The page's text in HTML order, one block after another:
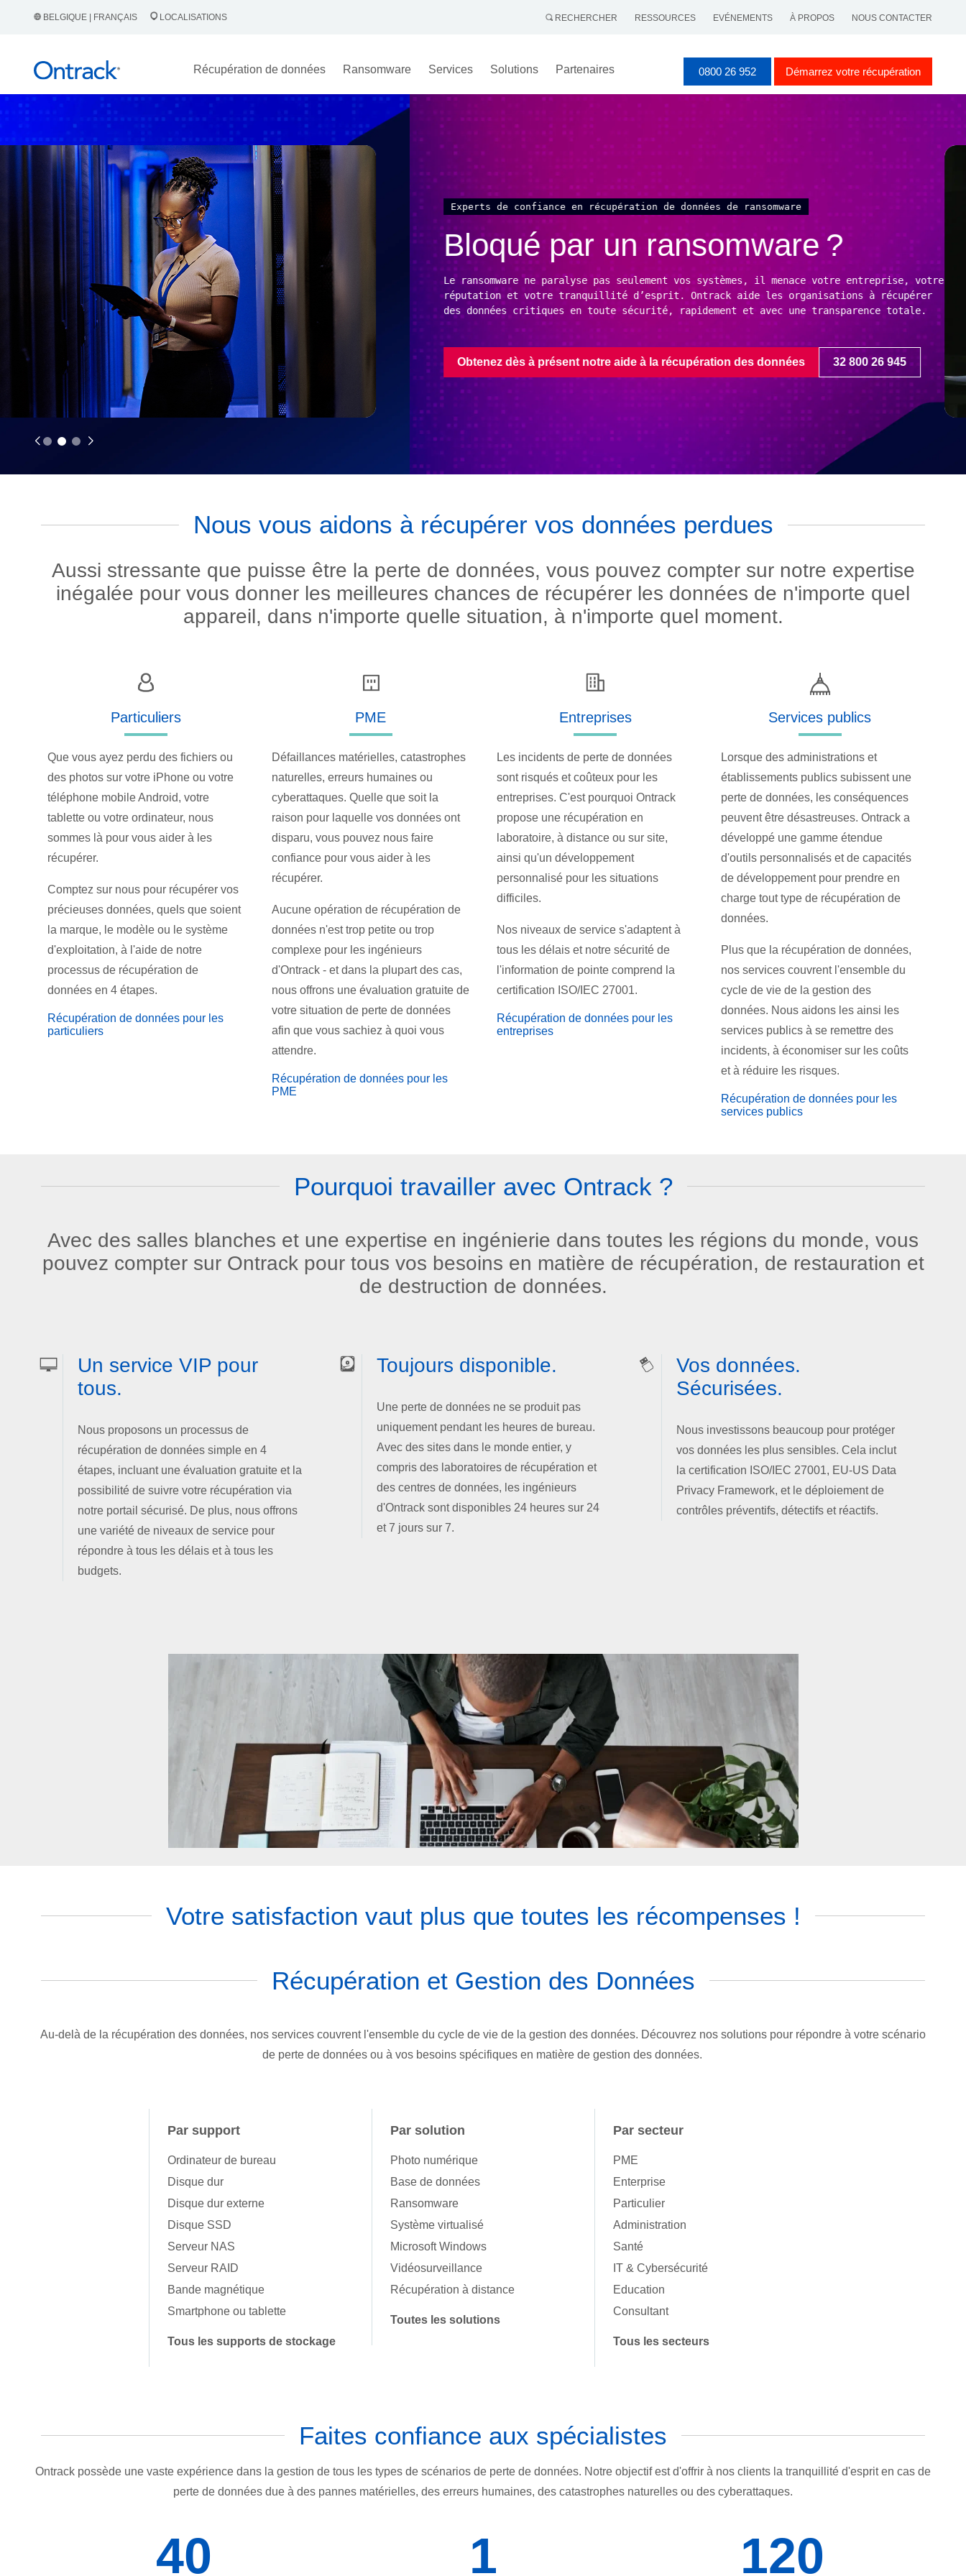
BELGIQUE | FRANÇAIS LOCALISATIONS RECHERCHER RESSOURCES EVÉNEMENTS À PROPOS NOUS CONTACTER
Récupération de données Ransomware Services Solutions Partenaires 0800 26 952 Démarrez votre récupération
Experts de confiance en récupération de données de ransomware
Bloqué par un ransomware ?
Le ransomware ne paralyse pas seulement vos systèmes, il menace votre entreprise, votre
réputation et votre tranquillité d’esprit. Ontrack aide les organisations à récupérer
des données critiques en toute sécurité, rapidement et avec une transparence totale.
Obtenez dès à présent notre aide à la récupération des données 32 800 26 945
Nous vous aidons à récupérer vos données perdues
Aussi stressante que puisse être la perte de données, vous pouvez compter sur notre expertise
inégalée pour vous donner les meilleures chances de récupérer les données de n'importe quel
appareil, dans n'importe quelle situation, à n'importe quel moment.
Particuliers
Que vous ayez perdu des fichiers ou
des photos sur votre iPhone ou votre
téléphone mobile Android, votre
tablette ou votre ordinateur, nous
sommes là pour vous aider à les
récupérer.
Comptez sur nous pour récupérer vos
précieuses données, quels que soient
la marque, le modèle ou le système
d'exploitation, à l'aide de notre
processus de récupération de
données en 4 étapes.
Récupération de données pour les
particuliers
PME
Défaillances matérielles, catastrophes
naturelles, erreurs humaines ou
cyberattaques. Quelle que soit la
raison pour laquelle vos données ont
disparu, vous pouvez nous faire
confiance pour vous aider à les
récupérer.
Aucune opération de récupération de
données n'est trop petite ou trop
complexe pour les ingénieurs
d'Ontrack - et dans la plupart des cas,
nous offrons une évaluation gratuite de
votre situation de perte de données
afin que vous sachiez à quoi vous
attendre.
Récupération de données pour les
PME
Entreprises
Les incidents de perte de données
sont risqués et coûteux pour les
entreprises. C'est pourquoi Ontrack
propose une récupération en
laboratoire, à distance ou sur site,
ainsi qu'un développement
personnalisé pour les situations
difficiles.
Nos niveaux de service s'adaptent à
tous les délais et notre sécurité de
l'information de pointe comprend la
certification ISO/IEC 27001.
Récupération de données pour les
entreprises
Services publics
Lorsque des administrations et
établissements publics subissent une
perte de données, les conséquences
peuvent être désastreuses. Ontrack a
développé une gamme étendue
d'outils personnalisés et de capacités
de développement pour prendre en
charge tout type de récupération de
données.
Plus que la récupération de données,
nos services couvrent l'ensemble du
cycle de vie de la gestion des
données. Nous aidons les ainsi les
services publics à se remettre des
incidents, à économiser sur les coûts
et à réduire les risques.
Récupération de données pour les
services publics
Pourquoi travailler avec Ontrack ?
Avec des salles blanches et une expertise en ingénierie dans toutes les régions du monde, vous
pouvez compter sur Ontrack pour tous vos besoins en matière de récupération, de restauration et
de destruction de données.
Un service VIP pour
tous.
Nous proposons un processus de
récupération de données simple en 4
étapes, incluant une évaluation gratuite et la
possibilité de suivre votre récupération via
notre portail sécurisé. De plus, nous offrons
une variété de niveaux de service pour
répondre à tous les délais et à tous les
budgets.
Toujours disponible.
Une perte de données ne se produit pas
uniquement pendant les heures de bureau.
Avec des sites dans le monde entier, y
compris des laboratoires de récupération et
des centres de données, les ingénieurs
d'Ontrack sont disponibles 24 heures sur 24
et 7 jours sur 7.
Vos données.
Sécurisées.
Nous investissons beaucoup pour protéger
vos données les plus sensibles. Cela inclut
la certification ISO/IEC 27001, EU-US Data
Privacy Framework, et le déploiement de
contrôles préventifs, détectifs et réactifs.
Votre satisfaction vaut plus que toutes les récompenses !
Récupération et Gestion des Données
Au-delà de la récupération des données, nos services couvrent l'ensemble du cycle de vie de la gestion des données. Découvrez nos solutions pour répondre à votre scénario
de perte de données ou à vos besoins spécifiques en matière de gestion des données.
Par support
Ordinateur de bureau
Disque dur
Disque dur externe
Disque SSD
Serveur NAS
Serveur RAID
Bande magnétique
Smartphone ou tablette
Tous les supports de stockage
Par solution
Photo numérique
Base de données
Ransomware
Système virtualisé
Microsoft Windows
Vidéosurveillance
Récupération à distance
Toutes les solutions
Par secteur
PME
Enterprise
Particulier
Administration
Santé
IT & Cybersécurité
Education
Consultant
Tous les secteurs
Faites confiance aux spécialistes
Ontrack possède une vaste expérience dans la gestion de tous les types de scénarios de perte de données. Notre objectif est d'offrir à nos clients la tranquillité d'esprit en cas de
perte de données due à des pannes matérielles, des erreurs humaines, des catastrophes naturelles ou des cyberattaques.
40 1 120